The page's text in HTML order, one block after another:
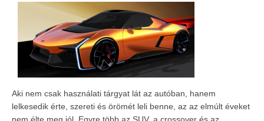
Aki nem csak használati tárgyat lát az autóban, hanem
lelkesedik érte, szereti és örömét leli benne, az az elmúlt éveket